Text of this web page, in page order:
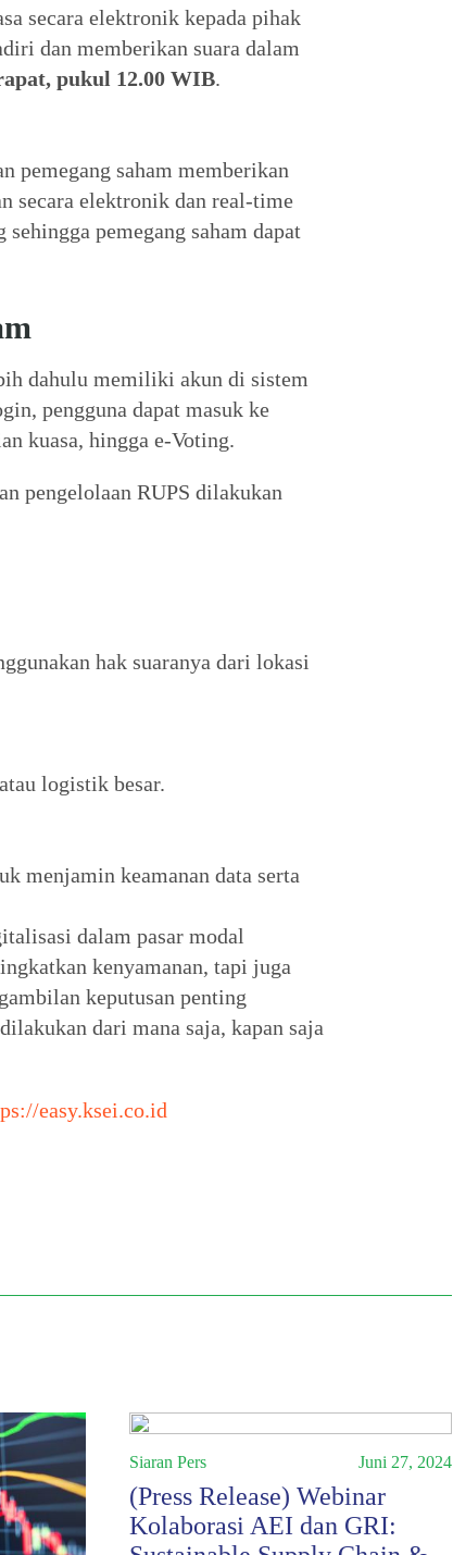
secara elektronik kepada pihak
dan memberikan suara dalam
pukul 12.00 WIB.
pemegang saham memberikan
secara elektronik dan real-time
pemegang saham dapat
dahulu memiliki akun di sistem
pengguna dapat masuk ke
kuasa, hingga e-Voting.
pengelolaan RUPS dilakukan
hak suaranya dari lokasi
logistik besar.
menjamin keamanan data serta
dalam pasar modal
kenyamanan, tapi juga
keputusan penting
dari mana saja, kapan saja
easy.ksei.co.id
Siaran Pers Juni 27, 2024
(Press Release) Webinar
Kolaborasi AEI dan GRI: